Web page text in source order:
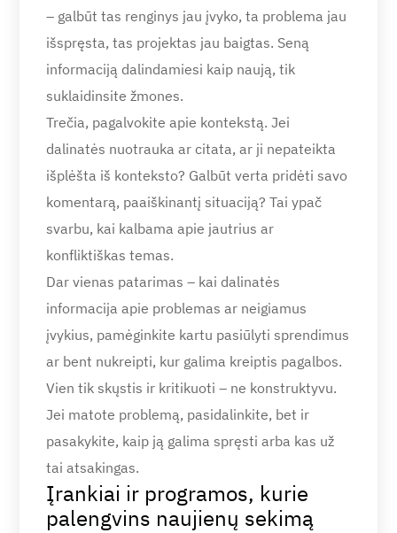
– galbūt tas renginys jau įvyko, ta problema jau
išspręsta, tas projektas jau baigtas. Seną
informaciją dalindamiesi kaip naują, tik
suklaidinsite žmones.
Trečia, pagalvokite apie kontekstą. Jei
dalinatės nuotrauka ar citata, ar ji nepateikta
išplėšta iš konteksto? Galbūt verta pridėti savo
komentarą, paaiškinantį situaciją? Tai ypač
svarbu, kai kalbama apie jautrius ar
konfliktiškas temas.
Dar vienas patarimas – kai dalinatės
informacija apie problemas ar neigiamus
įvykius, pamėginkite kartu pasiūlyti sprendimus
ar bent nukreipti, kur galima kreiptis pagalbos.
Vien tik skųstis ir kritikuoti – ne konstruktyvu.
Jei matote problemą, pasidalinkite, bet ir
pasakykite, kaip ją galima spręsti arba kas už
tai atsakingas.
Įrankiai ir programos, kurie
palengvins naujienų sekimą